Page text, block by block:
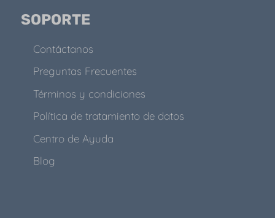
SOPORTE
Contáctanos
Preguntas Frecuentes
Términos y condiciones
Política de tratamiento de datos
Centro de Ayuda
Blog